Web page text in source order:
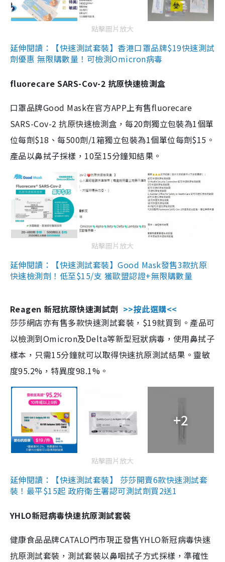
點擊圖片放大
延伸閱讀：【快速測試套裝】香港口罩品牌$19快速測試
劑優惠 無限購數量！可檢測Omicron病毒
fluorecare SARS-Cov-2 抗原快速檢測盒
口罩品牌Good Mask在官方APP上有售fluorecare
SARS-Cov-2 抗原快速檢測盒，每20劑獨立包裝為1個單
位每劑$18、每500劑/1箱獨立包裝為1個單位每劑$15。
產品以鼻拭子採樣，10至15分鐘知結果。
點擊圖片放大
延伸閱讀：【快速測試套裝】Good Mask發售3款抗原
快速檢測劑！低至$15/支 獲歐盟認證+無限購數量
Reagen 新冠抗原快速測試劑 >>按此選購<<
莎莎網店亦有售多款快速測試套裝，$19就買到。產品可
以檢測到Omicron及Delta等新型冠狀病毒，使用鼻拭子
樣本，只需15分鐘就可以取得快速抗原測試結果。靈敏
度95.2%，特異度98.1%。
+2
點擊圖片放大
延伸閱讀：【快速測試套裝】 莎莎開賣6款快速測試套
裝！最平$15起 政府衛生署認可測試劑買2送1
YHLO新冠病毒快速抗原測試套裝
健康食品品牌CATALO門市現正發售YHLO新冠病毒快速
抗原測試套裝，測試套裝以鼻咽拭子方式採樣，準確性